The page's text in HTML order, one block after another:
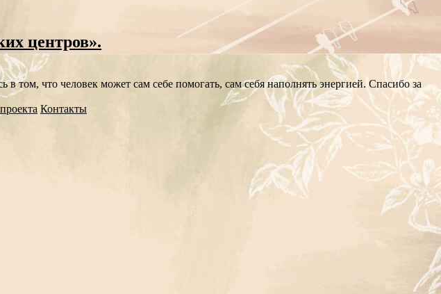
центров».
том, что человек может сам себе помогать, сам себя наполнять энергией. Спасибо за
Контакты